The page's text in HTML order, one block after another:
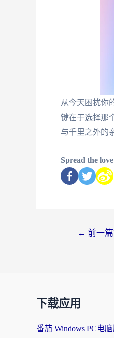
从今天困扰你
键在于选择那
与千里之外的
Spread the love
← 前一
下载应用
番茄 Windows PC电